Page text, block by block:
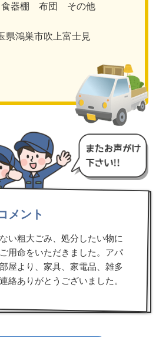
器棚 布団 その他
県鴻巣市吹上富士見
メント
い粗大ごみ、処分したい物に
用命をいただきました。アパ
屋より、家具、家電品、雑多
絡ありがとうございました。